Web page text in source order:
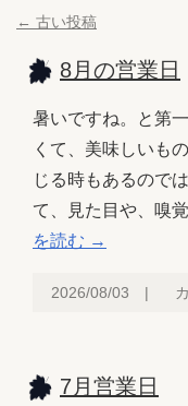
← 古い投稿
8月の営業日
暑いですね。と第
くて、美味しいも
じる時もあるので
て、見た目や、嗅
を読む →
2026/08/03 |
7月営業日